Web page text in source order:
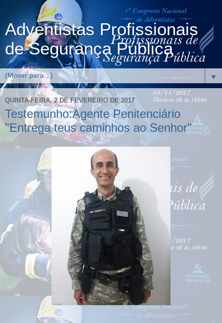
Adventistas Profissionais
de Segurança Pública
▼
QUINTA-FEIRA, 2 DE FEVEREIRO DE 2017
Testemunho:Agente Penitenciário
"Entrega teus caminhos ao Senhor"